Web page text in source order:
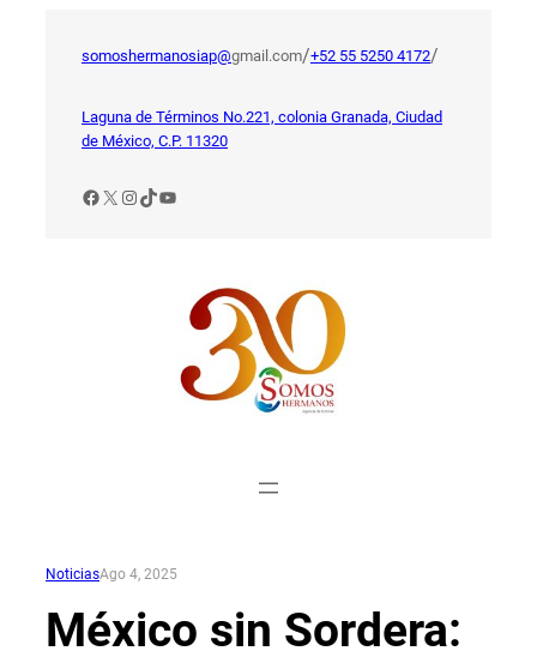
somoshermanosiap@gmail.com/+52 55 5250 4172/
Laguna de Términos No.221, colonia Granada, Ciudad
de México, C.P. 11320
Facebook
X Instagram
TikTok
YouTube
NoticiasAgo 4, 2025
México sin Sordera: